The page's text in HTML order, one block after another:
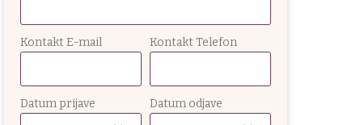
Kontakt E-mail Kontakt Telefon
Datum prijave Datum odjave